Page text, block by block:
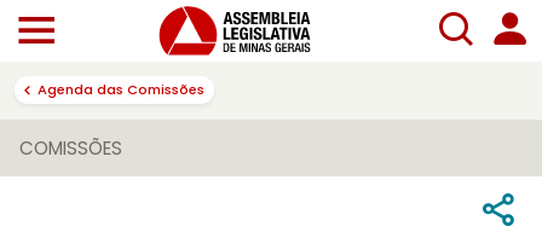
Agenda das Comissões
COMISSÕES